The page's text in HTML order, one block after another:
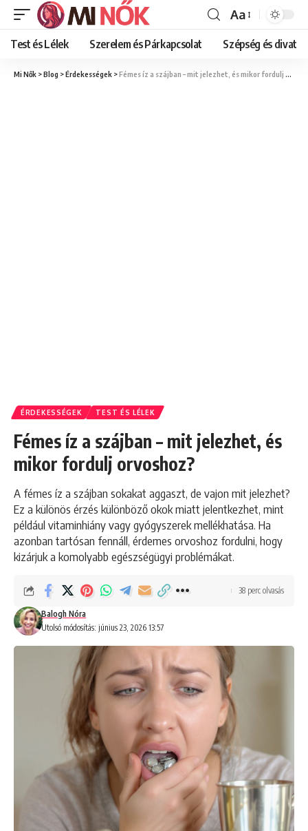
Font
Resizer
Aa
Test és Lélek Szerelem és Párkapcsolat Szépség és divat
Mi Nők >Blog >Érdekességek >Fémes íz a szájban – mit jelezhet, és mikor fordulj orvoshoz?
ÉRDEKESSÉGEK TEST ÉS LÉLEK
Fémes íz a szájban – mit jelezhet, és
mikor fordulj orvoshoz?
A fémes íz a szájban sokakat aggaszt, de vajon mit jelezhet?
Ez a különös érzés különböző okok miatt jelentkezhet, mint
például vitaminhiány vagy gyógyszerek mellékhatása. Ha
azonban tartósan fennáll, érdemes orvoshoz fordulni, hogy
kizárjuk a komolyabb egészségügyi problémákat.
Utolsó módosítás: június 23, 2026 13:57
Balogh Nóra
38 perc olvasás